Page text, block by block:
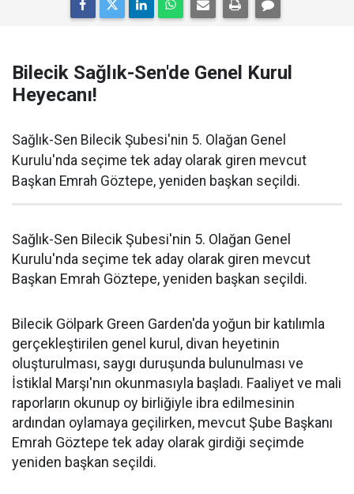
Bilecik Sağlık-Sen'de Genel Kurul
Heyecanı!
Sağlık-Sen Bilecik Şubesi'nin 5. Olağan Genel
Kurulu'nda seçime tek aday olarak giren mevcut
Başkan Emrah Göztepe, yeniden başkan seçildi.
Sağlık-Sen Bilecik Şubesi'nin 5. Olağan Genel
Kurulu'nda seçime tek aday olarak giren mevcut
Başkan Emrah Göztepe, yeniden başkan seçildi.
Bilecik Gölpark Green Garden'da yoğun bir katılımla
gerçekleştirilen genel kurul, divan heyetinin
oluşturulması, saygı duruşunda bulunulması ve
İstiklal Marşı'nın okunmasıyla başladı. Faaliyet ve mali
raporların okunup oy birliğiyle ibra edilmesinin
ardından oylamaya geçilirken, mevcut Şube Başkanı
Emrah Göztepe tek aday olarak girdiği seçimde
yeniden başkan seçildi.